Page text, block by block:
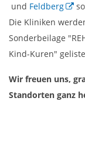
und Feldberg
Die Kliniken
Sonderbeilage
Kind-Kuren"
Wir freuen uns,
Standorten ganz